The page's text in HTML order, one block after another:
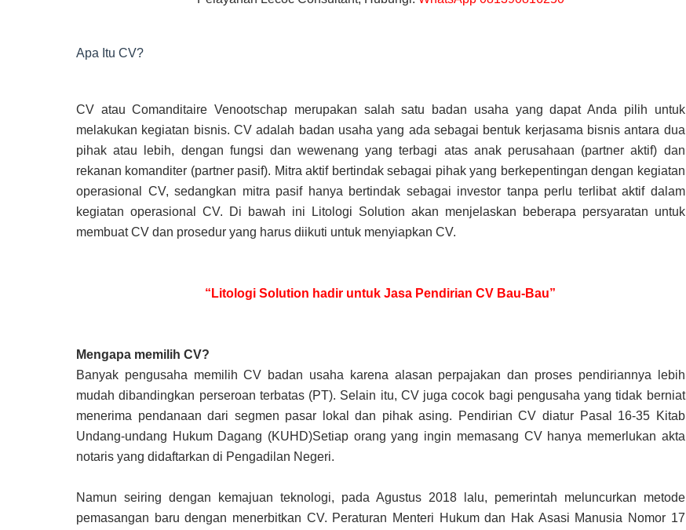
Apa Itu CV?
CV atau Comanditaire Venootschap merupakan salah satu badan usaha yang dapat Anda pilih untuk
melakukan kegiatan bisnis. CV adalah badan usaha yang ada sebagai bentuk kerjasama bisnis antara dua
pihak atau lebih, dengan fungsi dan wewenang yang terbagi atas anak perusahaan (partner aktif) dan
rekanan komanditer (partner pasif). Mitra aktif bertindak sebagai pihak yang berkepentingan dengan kegiatan
operasional CV, sedangkan mitra pasif hanya bertindak sebagai investor tanpa perlu terlibat aktif dalam
kegiatan operasional CV. Di bawah ini Litologi Solution akan menjelaskan beberapa persyaratan untuk
membuat CV dan prosedur yang harus diikuti untuk menyiapkan CV.
“Litologi Solution hadir untuk Jasa Pendirian CV Bau-Bau”
Mengapa memilih CV?
Banyak pengusaha memilih CV badan usaha karena alasan perpajakan dan proses pendiriannya lebih
mudah dibandingkan perseroan terbatas (PT). Selain itu, CV juga cocok bagi pengusaha yang tidak berniat
menerima pendanaan dari segmen pasar lokal dan pihak asing. Pendirian CV diatur Pasal 16-35 Kitab
Undang-undang Hukum Dagang (KUHD)Setiap orang yang ingin memasang CV hanya memerlukan akta
notaris yang didaftarkan di Pengadilan Negeri.
Namun seiring dengan kemajuan teknologi, pada Agustus 2018 lalu, pemerintah meluncurkan metode
pemasangan baru dengan menerbitkan CV. Peraturan Menteri Hukum dan Hak Asasi Manusia Nomor 17